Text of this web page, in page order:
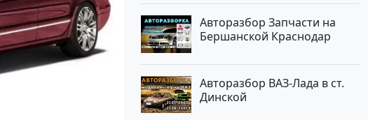
Авторазбор Запчасти на
Бершанской Краснодар
Авторазбор ВАЗ-Лада в ст.
Динской